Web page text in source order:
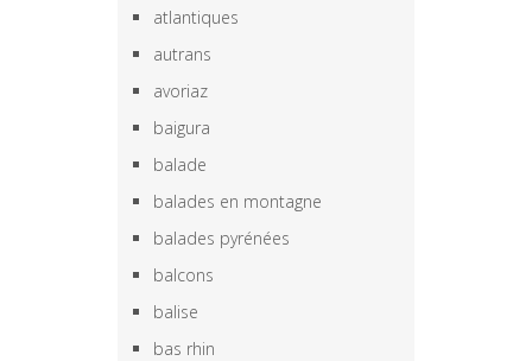
atlantiques
autrans
avoriaz
baigura
balade
balades en montagne
balades pyrénées
balcons
balise
bas rhin